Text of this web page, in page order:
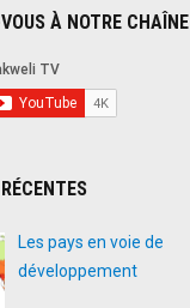
À NOTRE CHAÎNE
Les pays en voie de
développement